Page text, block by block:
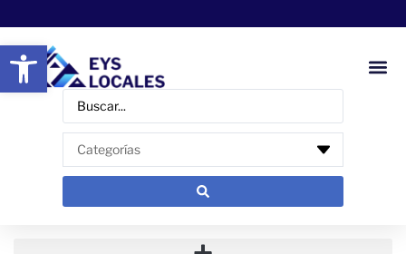
Abrir barra de herramientas